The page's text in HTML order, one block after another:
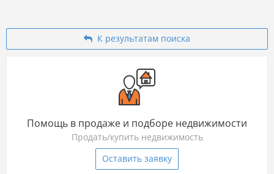
К результатам поиска
Помощь в продаже и подборе недвижимости
Продать/купить недвижимость
Оставить заявку